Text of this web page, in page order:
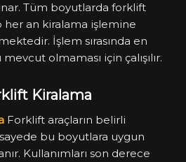
Tüm boyutlarda forklift
her an kiralama işlemine
İşlem sırasında en
olmaması için çalışılır.
Kiralama
Forklift araçların belirli
bu boyutlara uygun
Kullanımları son derece